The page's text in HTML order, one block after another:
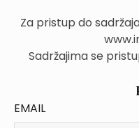
Za pristup do
Sadržajima se
EMAIL